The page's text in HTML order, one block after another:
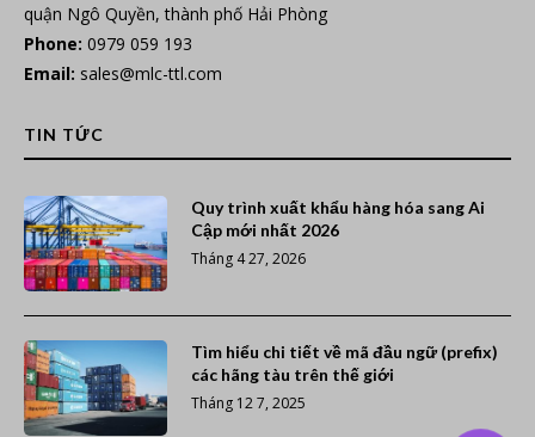
quận Ngô Quyền, thành phố Hải Phòng
Phone: 0979 059 193
Email: sales@mlc-ttl.com
TIN TỨC
Quy trình xuất khẩu hàng hóa sang Ai
Cập mới nhất 2026
Tháng 4 27, 2026
Tìm hiểu chi tiết về mã đầu ngữ (prefix)
các hãng tàu trên thế giới
Tháng 12 7, 2025